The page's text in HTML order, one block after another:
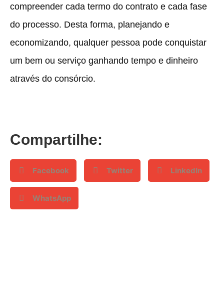
compreender cada termo do contrato e cada fase
do processo. Desta forma, planejando e
economizando, qualquer pessoa pode conquistar
um bem ou serviço ganhando tempo e dinheiro
através do consórcio.
Compartilhe:
Facebook Twitter LinkedIn
WhatsApp